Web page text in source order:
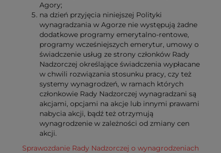
Agory;
na dzień przyjęcia niniejszej Polityki
wynagradzania w Agorze nie występują żadne
dodatkowe programy emerytalno-rentowe,
programy wcześniejszych emerytur, umowy o
świadczenie usług ze strony członków Rady
Nadzorczej określające świadczenia wypłacane
w chwili rozwiązania stosunku pracy, czy też
systemy wynagrodzeń, w ramach których
członkowie Rady Nadzorczej wynagradzani są
akcjami, opcjami na akcje lub innymi prawami
nabycia akcji, bądź też otrzymują
wynagrodzenie w zależności od zmiany cen
akcji.
Sprawozdanie Rady Nadzorczej o wynagrodzeniach